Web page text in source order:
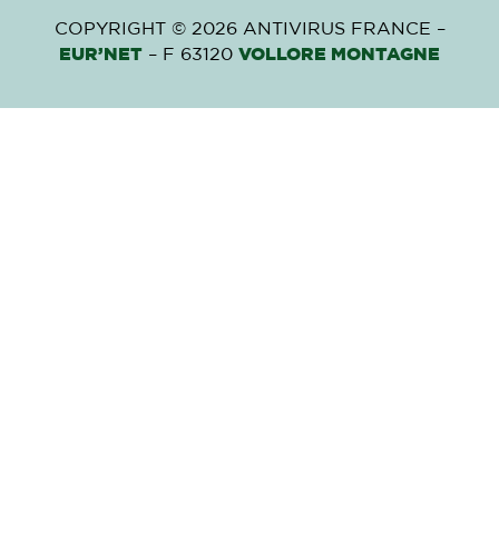
COPYRIGHT © 2026 ANTIVIRUS FRANCE –
EUR’NET – F 63120 VOLLORE MONTAGNE